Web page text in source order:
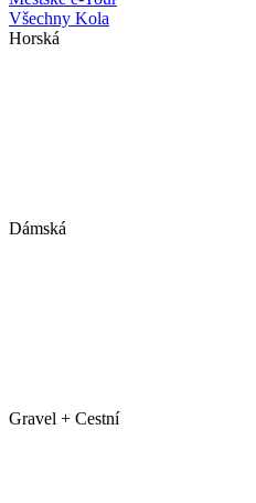
Všechny Kola
Horská
Dámská
Gravel + Cestní